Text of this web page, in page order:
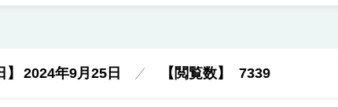
2024年9月25日 【閲覧数】 7339